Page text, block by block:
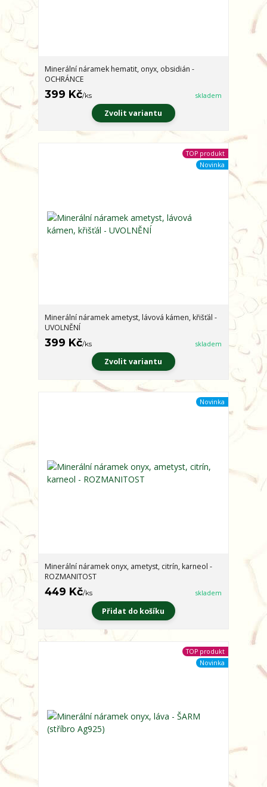
Minerální náramek hematit, onyx, obsidián -
OCHRÁNCE
399 Kč/ks skladem
Zvolit variantu
TOP produkt
Novinka
Minerální náramek ametyst, lávová kámen, křišťál -
UVOLNĚNÍ
399 Kč/ks skladem
Zvolit variantu
Novinka
Minerální náramek onyx, ametyst, citrín, karneol -
ROZMANITOST
449 Kč/ks skladem
Přidat do košíku
TOP produkt
Novinka